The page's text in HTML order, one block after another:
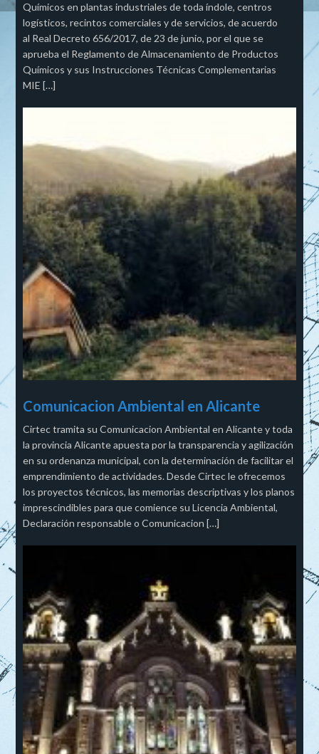
Químicos en plantas industriales de toda índole, centros
logísticos, recintos comerciales y de servicios, de acuerdo
al Real Decreto 656/2017, de 23 de junio, por el que se
aprueba el Reglamento de Almacenamiento de Productos
Químicos y sus Instrucciones Técnicas Complementarias
MIE […]
Comunicacion Ambiental en Alicante
Cirtec tramita su Comunicacion Ambiental en Alicante y toda
la provincia Alicante apuesta por la transparencia y agilización
en su ordenanza municipal, con la determinación de facilitar el
emprendimiento de actividades. Desde Cirtec le ofrecemos
los proyectos técnicos, las memorias descriptivas y los planos
imprescindibles para que comience su Licencia Ambiental,
Declaración responsable o Comunicacion […]